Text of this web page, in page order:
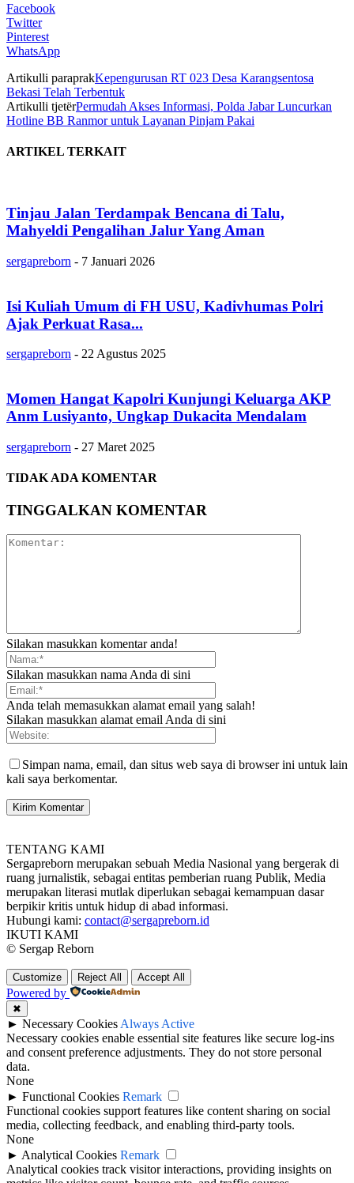
Facebook
Twitter
Pinterest
WhatsApp
Artikulli paraprakKepengurusan RT 023 Desa Karangsentosa
Bekasi Telah Terbentuk
Artikulli tjetërPermudah Akses Informasi, Polda Jabar Luncurkan
Hotline BB Ranmor untuk Layanan Pinjam Pakai
ARTIKEL TERKAIT
Tinjau Jalan Terdampak Bencana di Talu,
Mahyeldi Pengalihan Jalur Yang Aman
sergapreborn - 7 Januari 2026
Isi Kuliah Umum di FH USU, Kadivhumas Polri
Ajak Perkuat Rasa...
sergapreborn - 22 Agustus 2025
Momen Hangat Kapolri Kunjungi Keluarga AKP
Anm Lusiyanto, Ungkap Dukacita Mendalam
sergapreborn - 27 Maret 2025
TIDAK ADA KOMENTAR
TINGGALKAN KOMENTAR
Silakan masukkan komentar anda!
Silakan masukkan nama Anda di sini
Anda telah memasukkan alamat email yang salah!
Silakan masukkan alamat email Anda di sini
Simpan nama, email, dan situs web saya di browser ini untuk lain
kali saya berkomentar.
TENTANG KAMI
Sergapreborn merupakan sebuah Media Nasional yang bergerak di
ruang jurnalistik, sebagai entitas pemberian ruang Publik, Media
merupakan literasi mutlak diperlukan sebagai kemampuan dasar
berpikir kritis untuk hidup di abad informasi.
Hubungi kami: contact@sergapreborn.id
IKUTI KAMI
© Sergap Reborn
Customize Reject All Accept All
Powered by
✖
► Necessary Cookies Always Active
Necessary cookies enable essential site features like secure log-ins
and consent preference adjustments. They do not store personal
data.
None
► Functional Cookies Remark
Functional cookies support features like content sharing on social
media, collecting feedback, and enabling third-party tools.
None
► Analytical Cookies Remark
Analytical cookies track visitor interactions, providing insights on